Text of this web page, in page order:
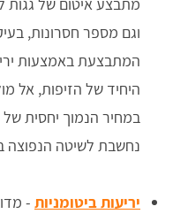
מתבצע איטום של גגות
וגם מספר חסרונות,
המתבצעת באמצעות
היחיד של הזיפות, אל
במחיר הנמוך יחסית של
נחשבת לשיטה הנפוצה
יריעות ביטומניות -